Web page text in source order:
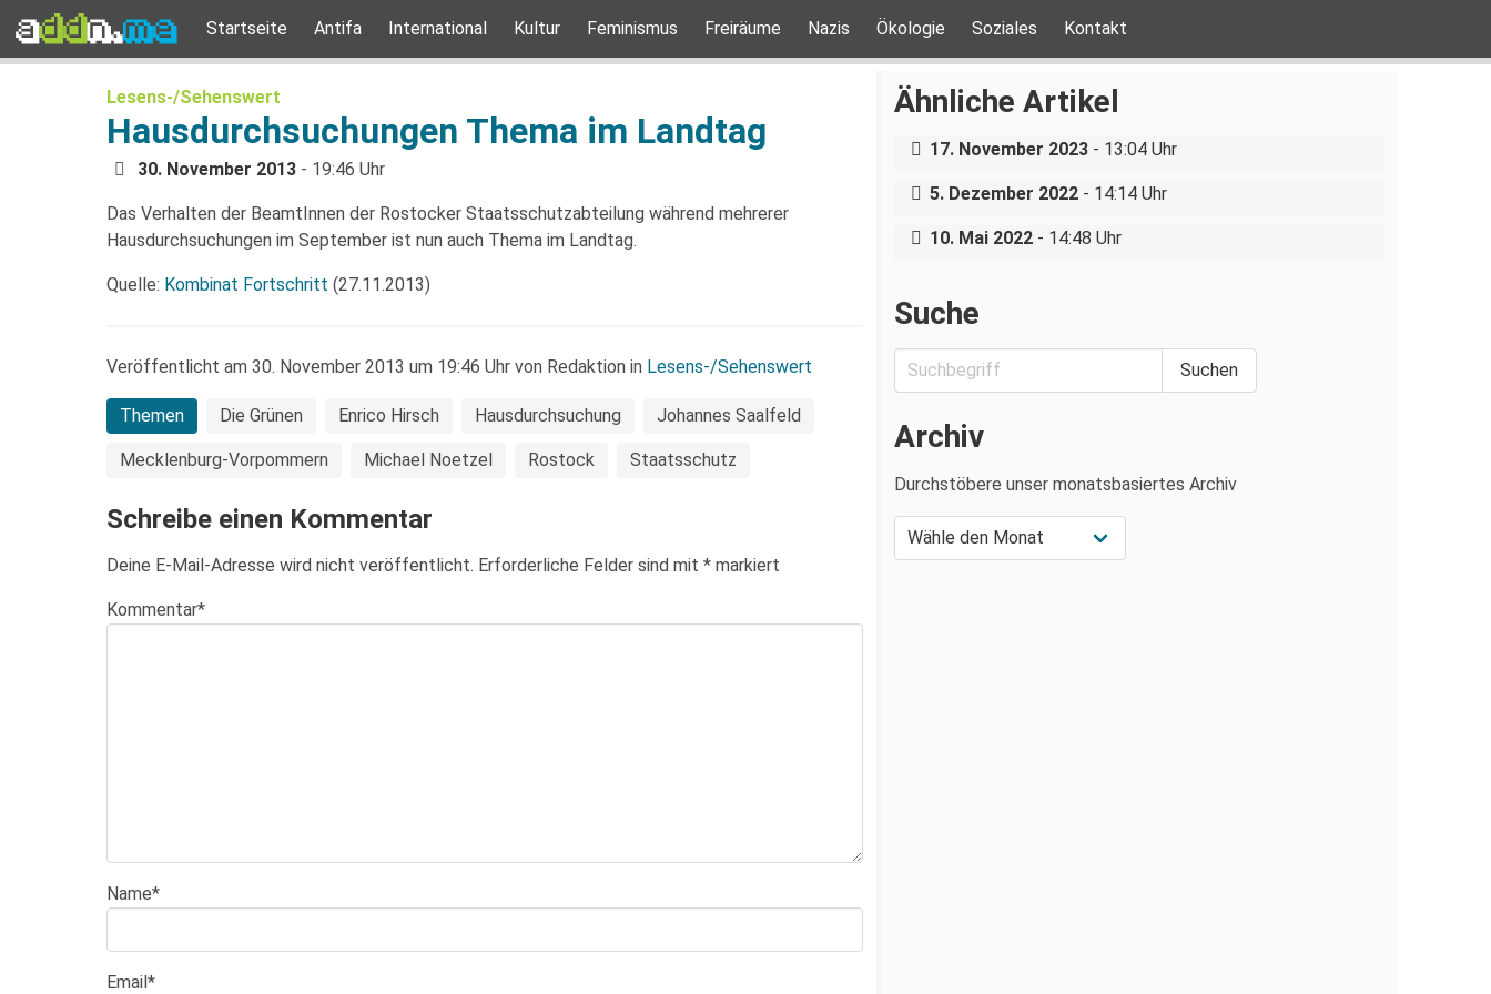
Startseite Antifa International Kultur Feminismus Freiräume Nazis Ökologie Soziales Kontakt
Lesens-/Sehenswert
Hausdurchsuchungen Thema im Landtag
30. November 2013 - 19:46 Uhr
Das Verhalten der BeamtInnen der Rostocker Staatsschutzabteilung während mehrerer
Hausdurchsuchungen im September ist nun auch Thema im Landtag.
Quelle: Kombinat Fortschritt (27.11.2013)
Veröffentlicht am 30. November 2013 um 19:46 Uhr von Redaktion in Lesens-/Sehenswert
Themen Die Grünen Enrico Hirsch Hausdurchsuchung Johannes Saalfeld
Mecklenburg-Vorpommern Michael Noetzel Rostock Staatsschutz
Schreibe einen Kommentar
Deine E-Mail-Adresse wird nicht veröffentlicht. Erforderliche Felder sind mit * markiert
Kommentar*
Name*
Email*
Ähnliche Artikel
Hausdurchsuchungen gegen
Antifaschist:innen in Dresden und
Sachsen
17. November 2023- 13:04 Uhr
SolidarischeAktion auf dem Dresdner
Weihnachtsmarkt
5. Dezember 2022- 14:14 Uhr
Betreten verboten –
Verwaltungsgericht erklärt
Wohnungsdurchsuchung für
rechtswidrig
10. Mai 2022- 14:48 Uhr
Suche
Archiv
Durchstöbere unser monatsbasiertes Archiv